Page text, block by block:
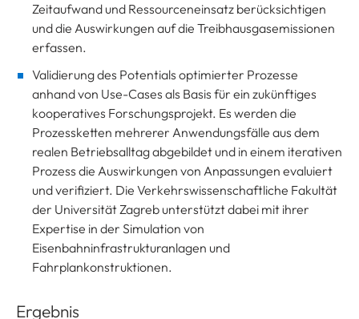
Zeitaufwand und Ressourceneinsatz berücksichtigen
und die Auswirkungen auf die Treibhausgasemissionen
erfassen.
Validierung des Potentials optimierter Prozesse
anhand von Use-Cases als Basis für ein zukünftiges
kooperatives Forschungsprojekt. Es werden die
Prozessketten mehrerer Anwendungsfälle aus dem
realen Betriebsalltag abgebildet und in einem iterativen
Prozess die Auswirkungen von Anpassungen evaluiert
und verifiziert. Die Verkehrswissenschaftliche Fakultät
der Universität Zagreb unterstützt dabei mit ihrer
Expertise in der Simulation von
Eisenbahninfrastrukturanlagen und
Fahrplankonstruktionen.
Ergebnis